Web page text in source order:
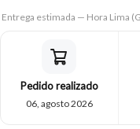
Entrega estimada — Hora Lima
Pedido realizado
06, agosto 2026